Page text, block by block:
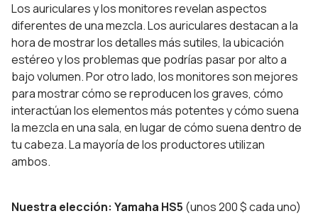
Los auriculares y los monitores revelan aspectos
diferentes de una mezcla. Los auriculares destacan a la
hora de mostrar los detalles más sutiles, la ubicación
estéreo y los problemas que podrías pasar por alto a
bajo volumen. Por otro lado, los monitores son mejores
para mostrar cómo se reproducen los graves, cómo
interactúan los elementos más potentes y cómo suena
la mezcla en una sala, en lugar de cómo suena dentro de
tu cabeza. La mayoría de los productores utilizan
ambos.
Nuestra elección: Yamaha HS5 (unos 200 $ cada uno)